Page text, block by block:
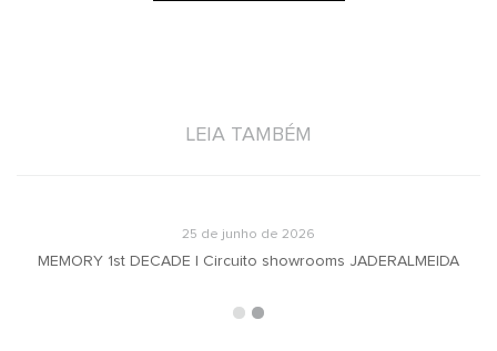
LEIA TAMBÉM
25 de junho de 2026
MEMORY 1st DECADE | Circuito showrooms JADERALMEIDA